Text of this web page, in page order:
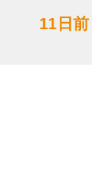
11日前